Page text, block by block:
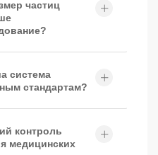
частиц
система
стандартам?
контроль
медицинских